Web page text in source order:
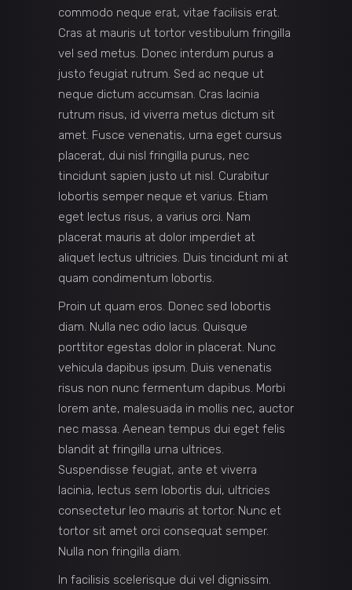
commodo neque erat, vitae facilisis erat.
Cras at mauris ut tortor vestibulum fringilla
vel sed metus. Donec interdum purus a
justo feugiat rutrum. Sed ac neque ut
neque dictum accumsan. Cras lacinia
rutrum risus, id viverra metus dictum sit
amet. Fusce venenatis, urna eget cursus
placerat, dui nisl fringilla purus, nec
tincidunt sapien justo ut nisl. Curabitur
lobortis semper neque et varius. Etiam
eget lectus risus, a varius orci. Nam
placerat mauris at dolor imperdiet at
aliquet lectus ultricies. Duis tincidunt mi at
quam condimentum lobortis.
Proin ut quam eros. Donec sed lobortis
diam. Nulla nec odio lacus. Quisque
porttitor egestas dolor in placerat. Nunc
vehicula dapibus ipsum. Duis venenatis
risus non nunc fermentum dapibus. Morbi
lorem ante, malesuada in mollis nec, auctor
nec massa. Aenean tempus dui eget felis
blandit at fringilla urna ultrices.
Suspendisse feugiat, ante et viverra
lacinia, lectus sem lobortis dui, ultricies
consectetur leo mauris at tortor. Nunc et
tortor sit amet orci consequat semper.
Nulla non fringilla diam.
In facilisis scelerisque dui vel dignissim.